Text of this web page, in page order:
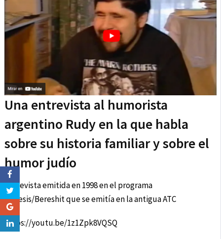
Una entrevista al humorista
argentino Rudy en la que habla
sobre su historia familiar y sobre el
humor judío
Entrevista emitida en 1998 en el programa
Génesis/Bereshit que se emitía en la antigua ATC
https://youtu.be/1z1Zpk8VQSQ